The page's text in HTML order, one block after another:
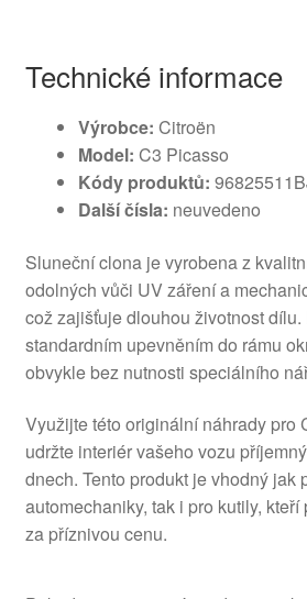
Technické informace
Výrobce: Citroën
Model: C3 Picasso
Kódy produktů:
Další čísla: neuvedeno
Sluneční clona je vyrobena z
odolných vůči UV záření a
což zajišťuje dlouhou životnost
standardním upevněním do rámu
obvykle bez nutnosti speciálního
Využijte této originální náhrady pro
udržte interiér vašeho vozu
dnech. Tento produkt je vhodný jak
automechaniky, tak i pro kutily,
za příznivou cenu.